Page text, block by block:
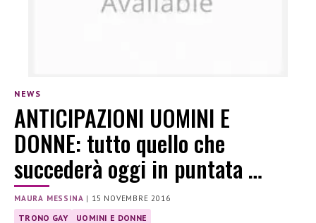
NEWS
ANTICIPAZIONI UOMINI E
DONNE: tutto quello che
succederà oggi in puntata …
MAURA MESSINA | 15 NOVEMBRE 2016
TRONO GAY UOMINI E DONNE